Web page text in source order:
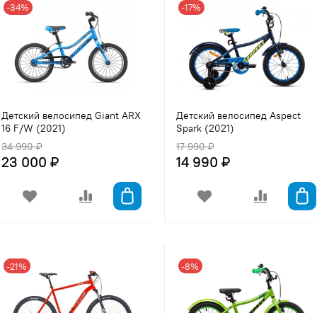
-34%
Детский велосипед Giant ARX
16 F/W (2021)
34 990 ₽
23 000 ₽
-17%
Детский велосипед Aspect
Spark (2021)
17 990 ₽
14 990 ₽
-21% -8%